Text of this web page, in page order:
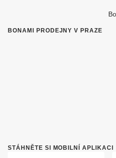
BONAMI PRODEJNY V PRAZE
STÁHNĚTE SI MOBILNÍ APLIKACI